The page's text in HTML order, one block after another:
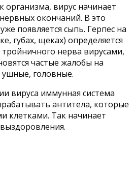
вирус начинает
окончаний. В это
появляется сыпь. Герпес на
губах, щеках) определяется
нерва вирусами,
частые жалобы на
ушные, головные.
вируса иммунная система
антитела, которые
клетками. Так начинает